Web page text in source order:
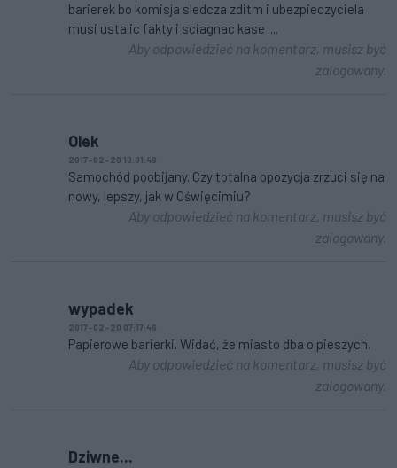
barierek bo komisja sledcza zditm i ubezpieczyciela
musi ustalic fakty i sciagnac kase ....
Aby odpowiedzieć na komentarz, musisz być
zalogowany.
Olek
2017-02-20 10:01:46
Samochód poobijany. Czy totalna opozycja zrzuci się na
nowy, lepszy, jak w Oświęcimiu?
Aby odpowiedzieć na komentarz, musisz być
zalogowany.
wypadek
2017-02-20 07:17:46
Papierowe barierki. Widać, że miasto dba o pieszych.
Aby odpowiedzieć na komentarz, musisz być
zalogowany.
Dziwne...